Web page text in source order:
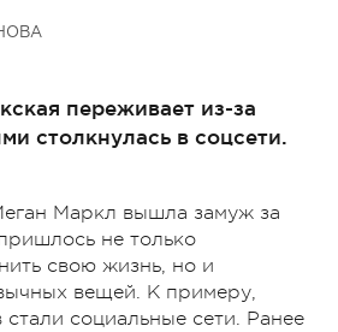
переживает из-за
столкнулась в соцсети.
Маркл вышла замуж за
не только
свою жизнь, но и
вещей. К примеру,
социальные сети. Ранее